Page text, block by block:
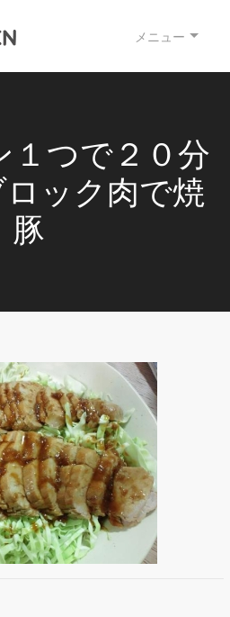
メニュー
１つで２０分
ック肉で焼
豚